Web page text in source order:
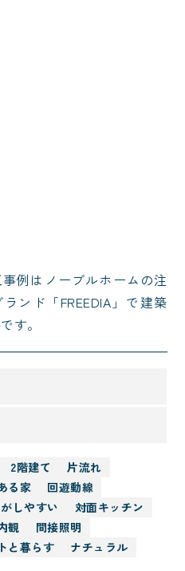
事例はノーブルホームの注
ンド「FREEDIA」で建築
す。
2階建て
片流れ
る家
回遊動線
しやすい
対面キッチン
観
間接照明
と暮らす ナチュラル